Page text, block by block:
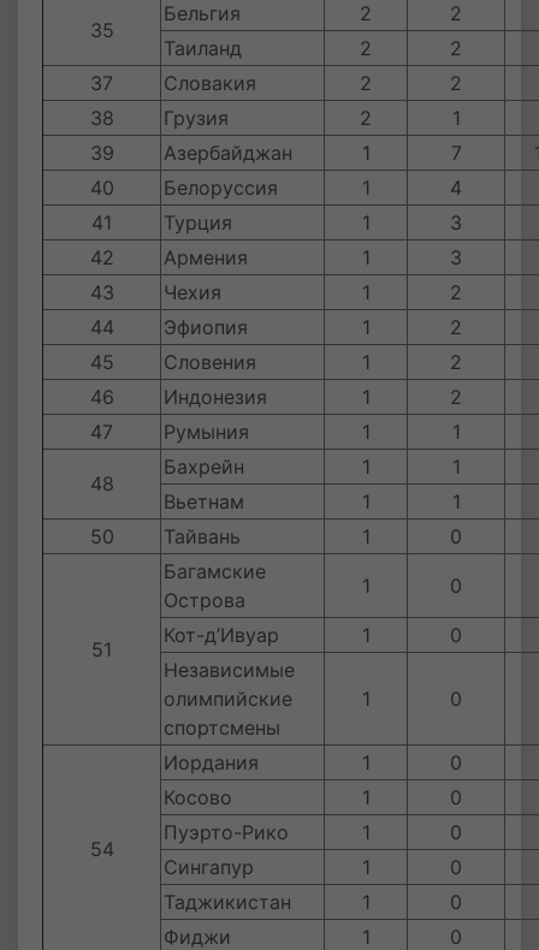
35
Бельгия 2 2
Таиланд
2 2
37
Словакия 2 2
38
Грузия 2 1
39
Азербайджан 1 7
40
Белоруссия 1 4
41
Турция 1 3
42
Армения 1 3
43
Чехия 1 2
44
Эфиопия 1 2
45
Словения 1
2
46
Индонезия 1 2
47
Румыния 1 1
48
Бахрейн 1 1
Вьетнам
1 1
50
Тайвань 1 0
51
Багамские
Острова
1 0
Кот-д’Ивуар 1
0
Независимые
олимпийские
спортсмены
1 0
54
Иордания 1 0
Косово
1 0
Пуэрто-Рико
1 0
Сингапур
1 0
Таджикистан
1 0
Фиджи
1 0